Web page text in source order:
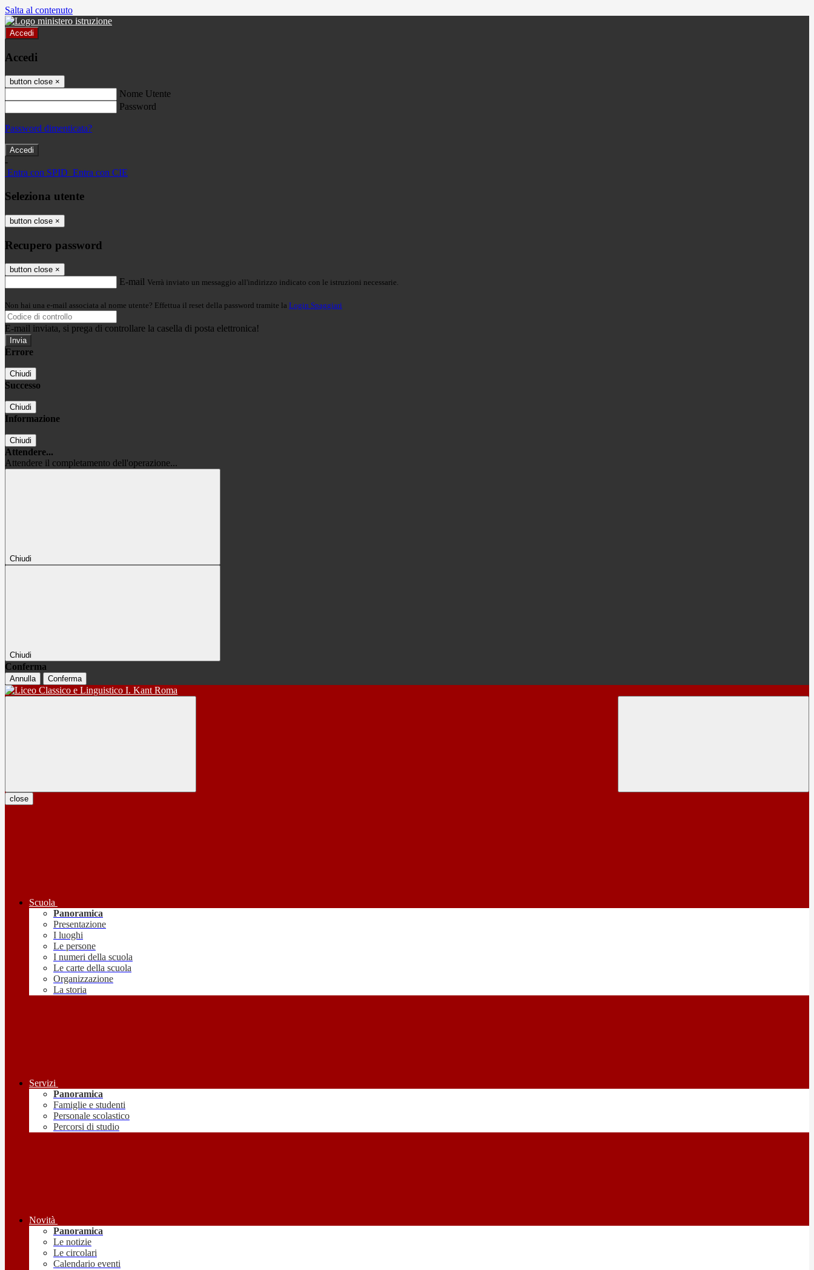
Salta al contenuto
Accedi
Accedi
button close ×
Nome Utente
Password
Password dimenticata?
-
Entra con SPID Entra con CIE
Seleziona utente
button close ×
Recupero password
button close ×
E-mail Verrà inviato un messaggio all'indirizzo indicato con le istruzioni necessarie.
Non hai una e-mail associata al nome utente? Effettua il reset della password tramite la Login Spaggiari
E-mail inviata, si prega di controllare la casella di posta elettronica!
Errore
Chiudi
Successo
Chiudi
Informazione
Chiudi
Attendere...
Attendere il completamento dell'operazione...
Chiudi
Chiudi
Conferma
Annulla Conferma
close
Scuola
Panoramica
Presentazione
I luoghi
Le persone
I numeri della scuola
Le carte della scuola
Organizzazione
La storia
Servizi
Panoramica
Famiglie e studenti
Personale scolastico
Percorsi di studio
Novità
Panoramica
Le notizie
Le circolari
Calendario eventi